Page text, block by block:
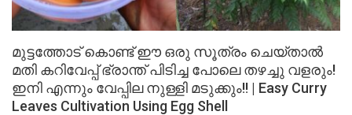
മുട്ടത്തോട് കൊണ്ട് ഈ ഒരു സൂത്രം ചെയ്താൽ
മതി കറിവേപ്പ് ഭ്രാന്ത് പിടിച്ച പോലെ തഴച്ചു വളരും!
ഇനി എന്നും വേപ്പില നുള്ളി മടുക്കും!! | Easy Curry
Leaves Cultivation Using Egg Shell